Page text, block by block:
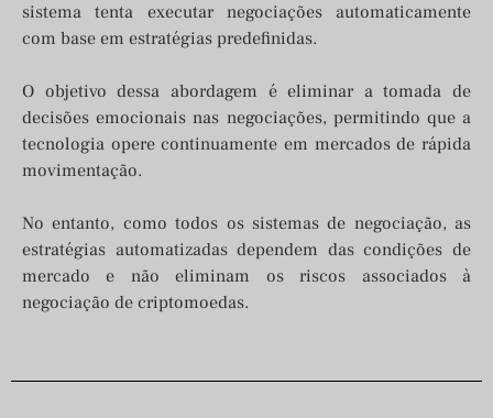
sistema tenta executar negociações automaticamente
com base em estratégias predefinidas.
O objetivo dessa abordagem é eliminar a tomada de
decisões emocionais nas negociações, permitindo que a
tecnologia opere continuamente em mercados de rápida
movimentação.
No entanto, como todos os sistemas de negociação, as
estratégias automatizadas dependem das condições de
mercado e não eliminam os riscos associados à
negociação de criptomoedas.